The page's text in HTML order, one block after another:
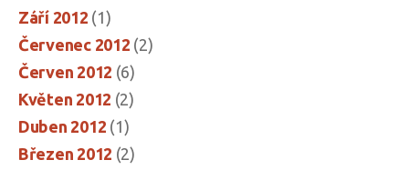
Září 2012 (1)
Červenec 2012 (2)
Červen 2012 (6)
Květen 2012 (2)
Duben 2012 (1)
Březen 2012 (2)